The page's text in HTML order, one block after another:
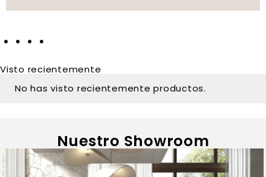
Visto recientemente
No has visto recientemente productos.
Nuestro Showroom